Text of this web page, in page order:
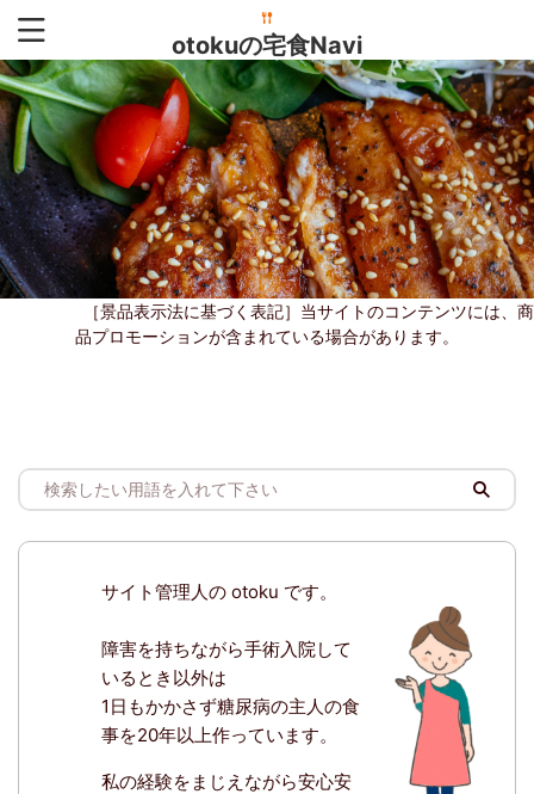
otokuの宅食Navi
［景品表示法に基づく表記］当サイトのコンテンツには、商
品プロモーションが含まれている場合があります。
サイト管理人の otoku です。
障害を持ちながら手術入院して
いるとき以外は
1日もかかさず糖尿病の主人の食
事を20年以上作っています。
私の経験をまじえながら安心安